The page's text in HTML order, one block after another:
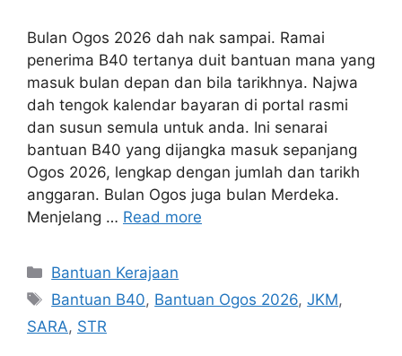
Bulan Ogos 2026 dah nak sampai. Ramai
penerima B40 tertanya duit bantuan mana yang
masuk bulan depan dan bila tarikhnya. Najwa
dah tengok kalendar bayaran di portal rasmi
dan susun semula untuk anda. Ini senarai
bantuan B40 yang dijangka masuk sepanjang
Ogos 2026, lengkap dengan jumlah dan tarikh
anggaran. Bulan Ogos juga bulan Merdeka.
Menjelang … Read more
Categories
Bantuan Kerajaan
Tags
Bantuan B40, Bantuan Ogos 2026,JKM,
SARA, STR